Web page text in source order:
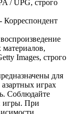
/ UPG, строго
Корреспондент
Images, строго
для
играх
Соблюдайте
игры. При